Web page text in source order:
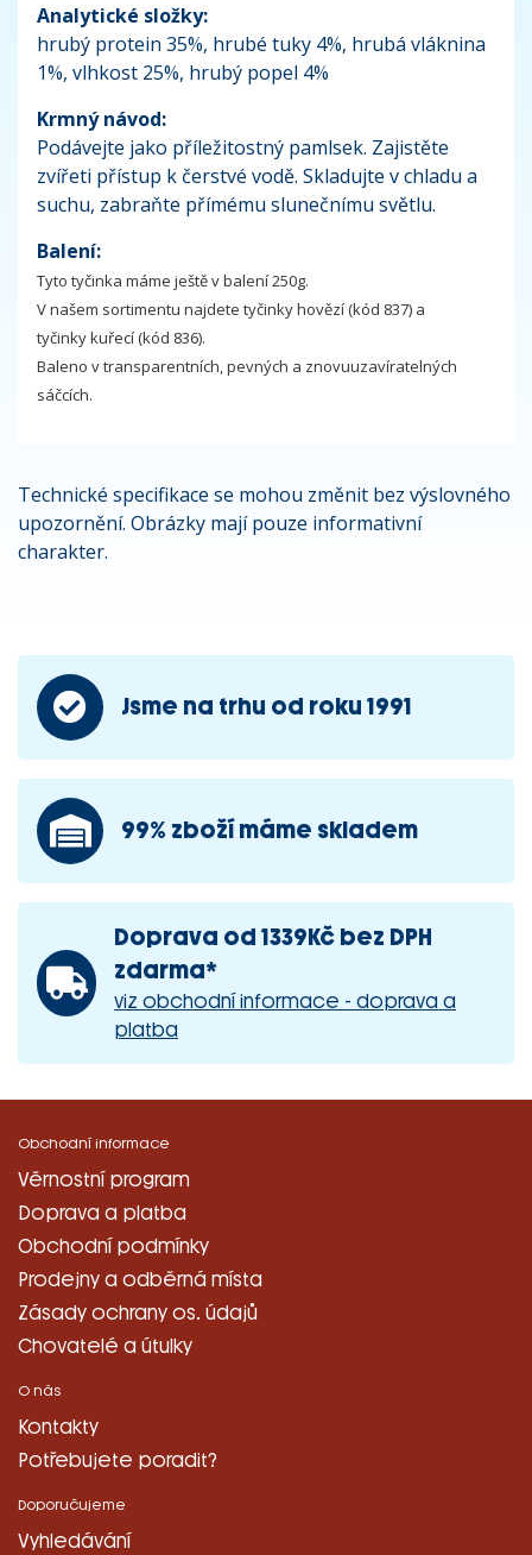
Analytické složky:
hrubý protein 35%, hrubé tuky 4%, hrubá vláknina
1%, vlhkost 25%, hrubý popel 4%
Krmný návod:
Podávejte jako příležitostný pamlsek. Zajistěte
zvířeti přístup k čerstvé vodě. Skladujte v chladu a
suchu, zabraňte přímému slunečnímu světlu.
Balení:
Tyto tyčinka máme ještě v balení 250g.
V našem sortimentu najdete tyčinky hovězí (kód 837) a
tyčinky kuřecí (kód 836).
Baleno v transparentních, pevných a znovuuzavíratelných
sáčcích.
Technické specifikace se mohou změnit bez výslovného
upozornění. Obrázky mají pouze informativní
charakter.
Jsme na trhu od roku 1991
99% zboží máme skladem
Doprava od 1339Kč bez DPH
zdarma*
viz obchodní informace - doprava a
platba
Obchodní informace
Věrnostní program
Doprava a platba
Obchodní podmínky
Prodejny a odběrná místa
Zásady ochrany os. údajů
Chovatelé a útulky
O nás
Kontakty
Potřebujete poradit?
Doporučujeme
Vyhledávání